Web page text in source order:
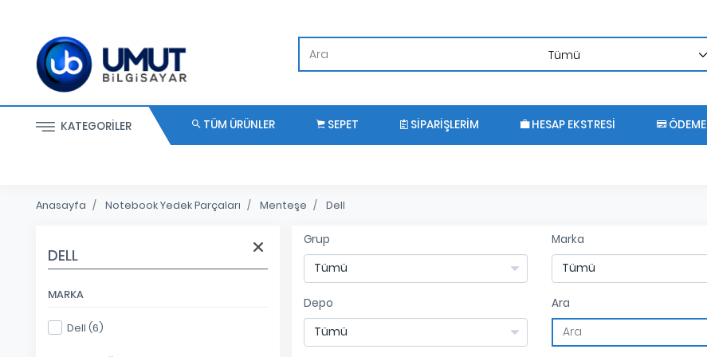
KATEGORILER TÜM ÜRÜNLER SEPET SIPARIŞLERIM HESAP EKSTRESI ÖDEME
Anasayfa Notebook Yedek Parçaları Menteşe Dell
DELL
MARKA
Dell (6)
Grup Marka
Depo Ara